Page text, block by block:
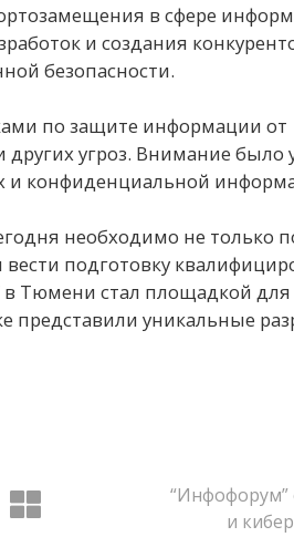
в сфере
и создания
безопасности.
по защите информации от
других угроз. Внимание было
конфиденциальной
необходимо не только
вести подготовку
в Тюмени стал площадкой
представили уникальные
“Инфофорум”
и